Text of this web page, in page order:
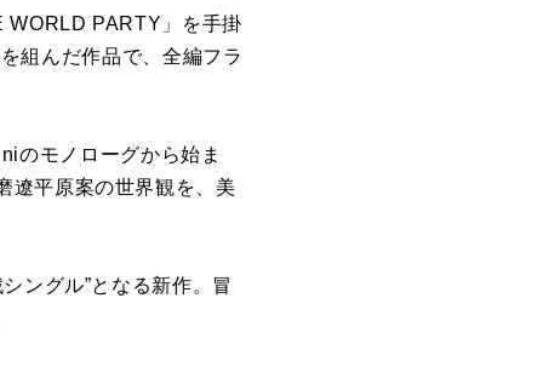
WORLD PARTY」を手掛
組んだ作品で、全編フラ
のモノローグから始ま
遼平原案の世界観を、美
ングル”となる新作。冒